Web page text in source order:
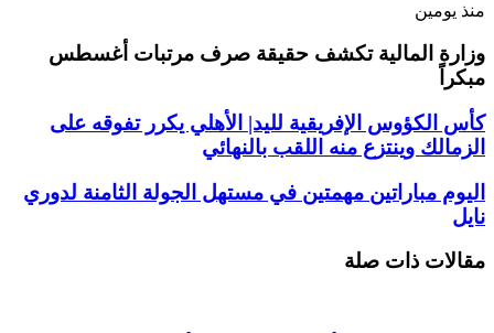
منذ يومين
وزارة المالية تكشف حقيقة صرف مرتبات أغسطس
مبكراً
كأس الكؤوس الإفريقية لليد| الأهلي يكرر تفوقه على
الزمالك وينتزع منه اللقب بالنهائي
اليوم مباراتين مهمتين في مستهل الجولة الثامنة لدوري
نايل
مقالات ذات صلة